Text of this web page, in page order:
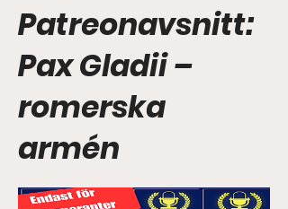
Patreonavsnitt:
Pax Gladii –
romerska
armén